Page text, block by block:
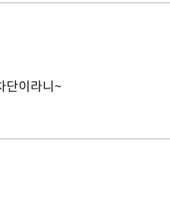
단이라니~